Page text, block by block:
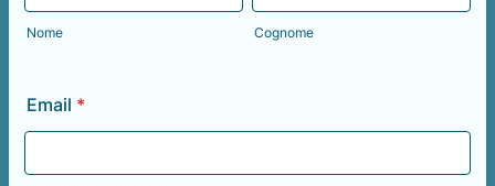
Nome Cognome
Email *